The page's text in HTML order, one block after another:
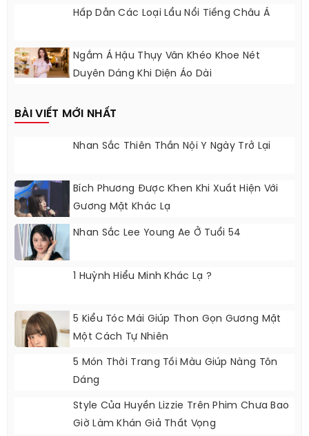
Hấp Dẫn Các Loại Lẩu Nổi Tiếng Châu Á
Ngắm Á Hậu Thụy Vân Khéo Khoe Nét
Duyên Dáng Khi Diện Áo Dài
BÀI VIẾT MỚI NHẤT
Nhan Sắc Thiên Thần Nội Y Ngày Trở Lại
Bích Phương Được Khen Khi Xuất Hiện Với
Gương Mặt Khác Lạ
Nhan Sắc Lee Young Ae Ở Tuổi 54
1 Huỳnh Hiểu Minh Khác Lạ ?
5 Kiểu Tóc Mái Giúp Thon Gọn Gương Mặt
Một Cách Tự Nhiên
5 Món Thời Trang Tối Màu Giúp Nàng Tôn
Dáng
Style Của Huyền Lizzie Trên Phim Chưa Bao
Giờ Làm Khán Giả Thất Vọng